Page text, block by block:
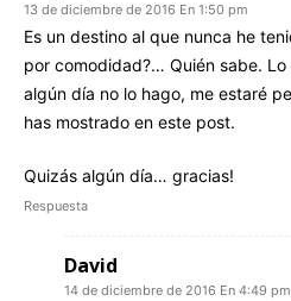
13 de diciembre de 2016 En 1:50 pm
Es un destino al que nunca he
por comodidad?… Quién sabe.
algún día no lo hago, me estaré
has mostrado en este post.
Quizás algún día… gracias!
Respuesta
David
14 de diciembre de 2016 En 4:49 pm